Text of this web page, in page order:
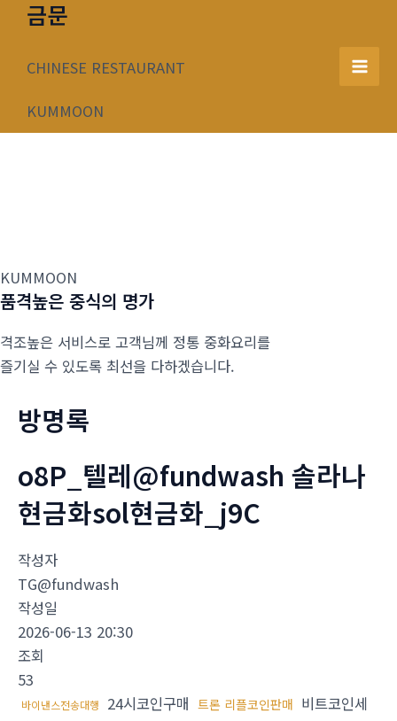
너
금문
CHINESE RESTAURANT
KUMMOON
Main
KUMMOON
품격높은 중식의 명가
격조높은 서비스로 고객님께 정통 중화요리를
즐기실 수 있도록 최선을 다하겠습니다.
방명록
o8P_텔레@fundwash 솔라나
현금화sol현금화_j9C
작성자
TG@fundwash
작성일
2026-06-13 20:30
조회
53
바이낸스전송대행 24시코인구매 트론 리플코인판매 비트코인세